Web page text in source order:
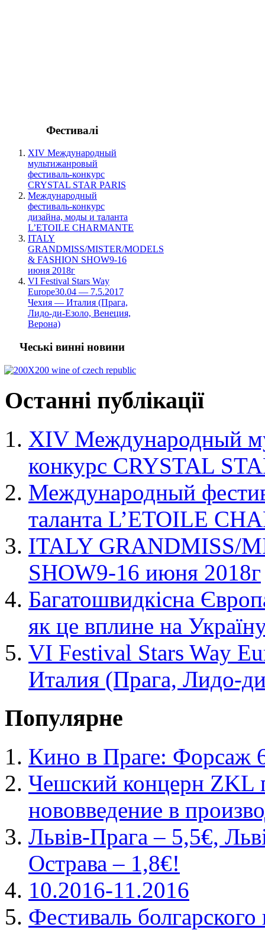
Фестивалі
XIV Международный
мультижанровый
фестиваль-конкурс
CRYSTAL STAR PARIS
Международный
фестиваль-конкурс
дизайна, моды и таланта
L’ETOILE CHARMANTE
ITALY
GRANDMISS/MISTER/MODELS
& FASHION SHOW9-16
июня 2018г
VI Festival Stars Way
Europe30.04 — 7.5.2017
Чехия — Италия (Прага,
Лидо-ди-Езоло, Венеция,
Верона)
Чеські винні новини
Останні публікації
XIV Международный
конкурс CRYSTAL
Международный
таланта L’ETOILE
ITALY GRANDMISS/
SHOW9-16 июня 2018г
Багатошвидкісна
як це вплине на
VI Festival Stars Way
Италия (Прага, Лидо-
Популярне
Кино в Праге: Форсаж
Чешский концерн ZKL
нововведение в
Львів-Прага – 5,5€,
Острава – 1,8€!
10.2016-11.2016
Фестиваль